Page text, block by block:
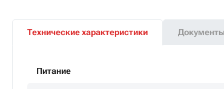
Технические характеристики
Питание